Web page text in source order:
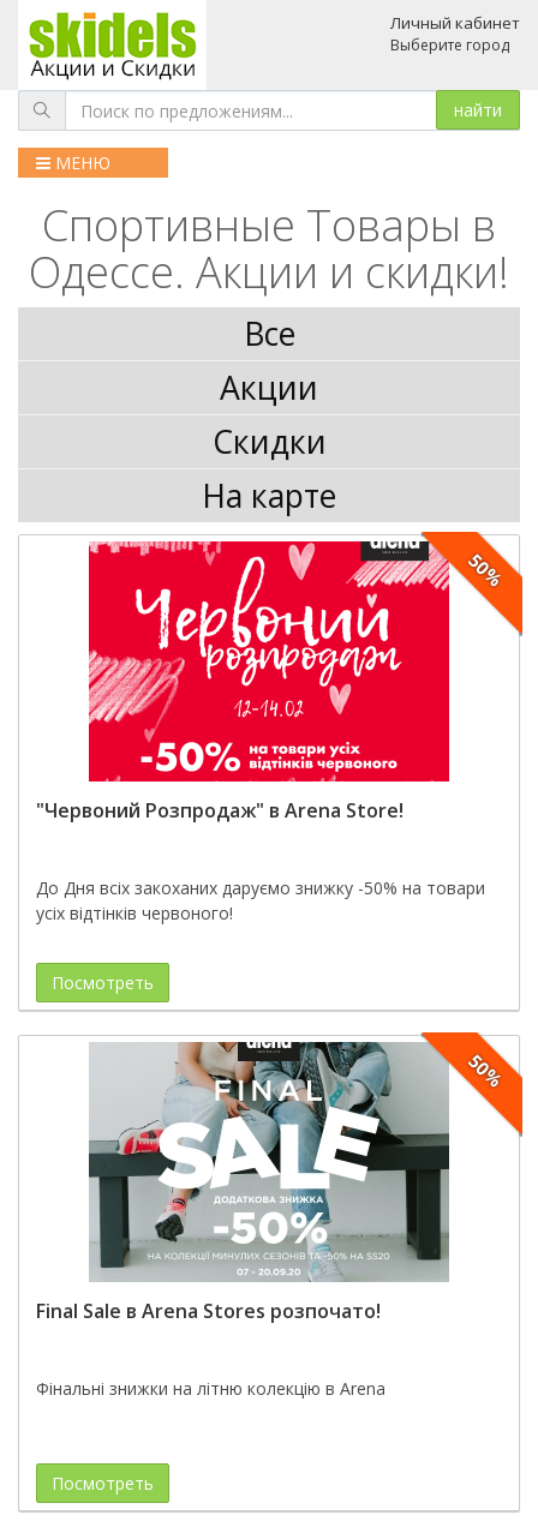
Личный кабинет
Выберите город
МЕНЮ
Спортивные Товары в
Одессе. Акции и скидки!
Все
Акции
Скидки
На карте
50%
"Червоний Розпродаж" в Arena Store!
До Дня всіх закоханих даруємо знижку -50% на товари
усіх відтінків червоного!
Посмотреть
50%
Final Sale в Arena Stores розпочато!
Фінальні знижки на літню колекцію в Arena
Посмотреть